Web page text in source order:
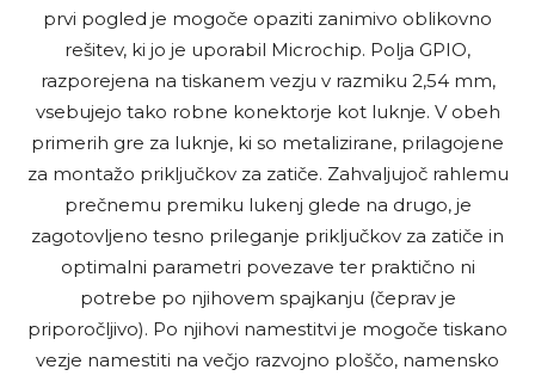
prvi pogled je mogoče opaziti zanimivo oblikovno
rešitev, ki jo je uporabil Microchip. Polja GPIO,
razporejena na tiskanem vezju v razmiku 2,54 mm,
vsebujejo tako robne konektorje kot luknje. V obeh
primerih gre za luknje, ki so metalizirane, prilagojene
za montažo priključkov za zatiče. Zahvaljujoč rahlemu
prečnemu premiku lukenj glede na drugo, je
zagotovljeno tesno prileganje priključkov za zatiče in
optimalni parametri povezave ter praktično ni
potrebe po njihovem spajkanju (čeprav je
priporočljivo). Po njihovi namestitvi je mogoče tiskano
vezje namestiti na večjo razvojno ploščo, namensko